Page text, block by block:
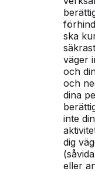
ska
väger
och
och
dina
inte
dig
eller